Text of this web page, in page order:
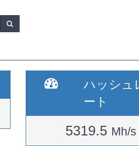
ハッシュ
ート
5319.5 Mh/s